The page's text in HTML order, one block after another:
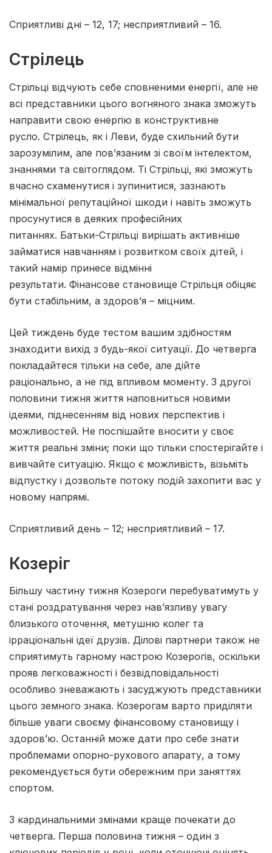
Сприятливi днi – 12, 17; несприятливий – 16.
Стрілець
Стрільці відчують себе сповненими енергії, але не
всі представники цього вогняного знака зможуть
направити свою енергію в конструктивне
русло. Стрілець, як і Леви, буде схильний бути
зарозумілим, але пов’язаним зі своїм інтелектом,
знаннями та світоглядом. Ті Стрільці, які зможуть
вчасно схаменутися і зупинитися, зазнають
мінімальної репутаційної шкоди і навіть зможуть
просунутися в деяких професійних
питаннях. Батьки-Стрільці вирішать активніше
займатися навчанням і розвитком своїх дітей, і
такий намір принесе відмінні
результати. Фінансове становище Стрільця обіцяє
бути стабільним, а здоров’я – міцним.
Цей тиждень буде тестом вашим здiбностям
знаходити вихiд з будь-якої ситуацiї. До четверга
покладайтеся тiльки на себе, але дiйте
рацiонально, а не пiд впливом моменту. З другої
половини тижня життя наповниться новими
iдеями, пiднесенням вiд нових перспектив i
можливостей. Не поспiшайте вносити у своє
життя реальнi змiни; поки що тiльки спостерiгайте i
вивчайте ситуацiю. Якщо є можливiсть, вiзьмiть
вiдпустку i дозвольте потоку подiй захопити вас у
новому напрямi.
Сприятливий день – 12; несприятливий – 17.
Козеріг
Більшу частину тижня Козероги перебуватимуть у
стані роздратування через нав’язливу увагу
близького оточення, метушню колег та
ірраціональні ідеї друзів. Ділові партнери також не
сприятимуть гарному настрою Козерогів, оскільки
прояв легковажності і безвідповідальності
особливо зневажають і засуджують представники
цього земного знака. Козерогам варто приділяти
більше уваги своєму фінансовому становищу і
здоров’ю. Останній може дати про себе знати
проблемами опорно-рухового апарату, а тому
рекомендується бути обережним при заняттях
спортом.
З кардинальними змiнами краще почекати до
четверга. Перша половина тижня – один з